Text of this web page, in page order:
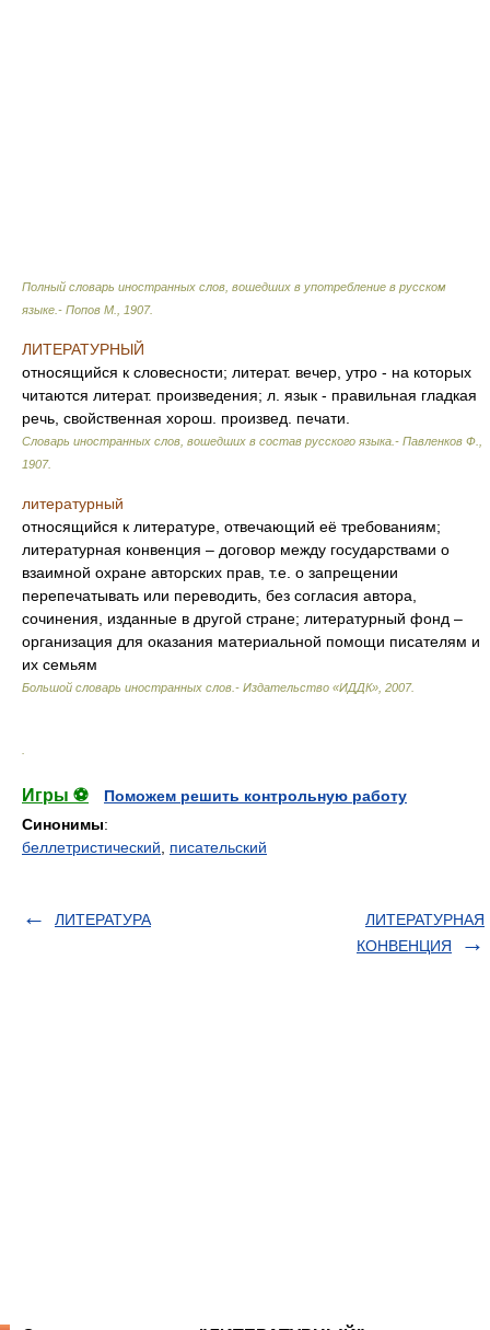
Полный словарь иностранных слов, вошедших в употребление в русском
языке.- Попов М.
1907.
ЛИТЕРАТУРНЫЙ
относящийся к словесности; литерат. вечер, утро - на которых
читаются литерат. произведения; л. язык - правильная гладкая
речь, свойственная хорош. произвед. печати.
Словарь иностранных слов, вошедших в состав русского языка.- Павленков Ф.
1907.
литературный
относящийся к литературе, отвечающий её требованиям;
литературная конвенция – договор между государствами о
взаимной охране авторских прав, т.е. о запрещении
перепечатывать или переводить, без согласия автора,
сочинения, изданные в другой стране; литературный фонд –
организация для оказания материальной помощи писателям и
их семьям
Большой словарь иностранных слов.- Издательство «ИДДК» 2007.
Игры ⚽
Поможем решить контрольную работу
Синонимы:
беллетристический
писательский
ЛИТЕРАТУРА
ЛИТЕРАТУРНАЯ
КОНВЕНЦИЯ